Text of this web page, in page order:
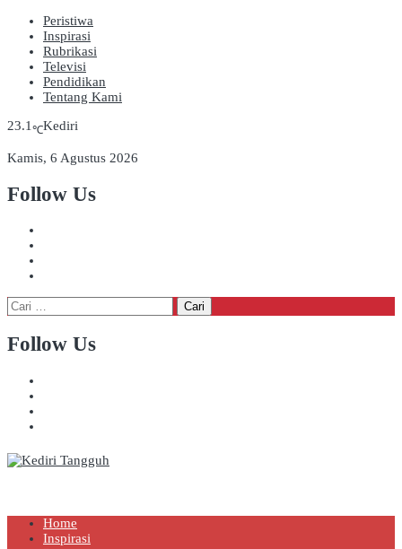
Peristiwa
Inspirasi
Rubrikasi
Televisi
Pendidikan
Tentang Kami
23.1 ℃Kediri
Kamis, 6 Agustus 2026
Follow Us
Cari
untuk:
Follow Us
Home
Inspirasi